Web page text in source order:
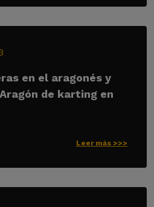
en el aragonés y
de karting en
Leer más >>>